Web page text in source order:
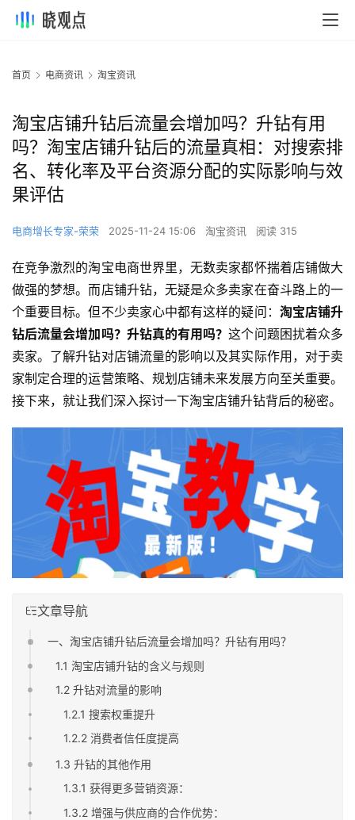
首页 电商资讯 淘宝资讯
淘宝店铺升钻后流量会增加吗？升钻有用
吗？淘宝店铺升钻后的流量真相：对搜索排
名、转化率及平台资源分配的实际影响与效
果评估
电商增长专家-荣荣 2025-11-24 15:06 淘宝资讯 阅读 315
在竞争激烈的淘宝电商世界里，无数卖家都怀揣着店铺做大
做强的梦想。而店铺升钻，无疑是众多卖家在奋斗路上的一
个重要目标。但不少卖家心中都有这样的疑问： 淘宝店铺升
钻后流量会增加吗？升钻真的有用吗？这个问题困扰着众多
卖家。了解升钻对店铺流量的影响以及其实际作用，对于卖
家制定合理的运营策略、规划店铺未来发展方向至关重要。
接下来，就让我们深入探讨一下淘宝店铺升钻背后的秘密。
文章导航
一、淘宝店铺升钻后流量会增加吗？升钻有用吗？
1.1 淘宝店铺升钻的含义与规则
1.2 升钻对流量的影响
1.2.1 搜索权重提升
1.2.2 消费者信任度提高
1.3 升钻的其他作用
1.3.1 获得更多营销资源：
1.3.2 增强与供应商的合作优势：